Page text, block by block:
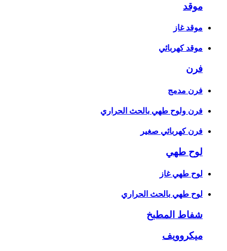
موقد
موقد غاز
موقد كهربائي
فرن
فرن مدمج
فرن ولوح طهي بالحث الحراري
فرن كهربائي صغير
لوح طهي
لوح طهي غاز
لوح طهي بالحث الحراري
شفاط المطبخ
ميكروويف